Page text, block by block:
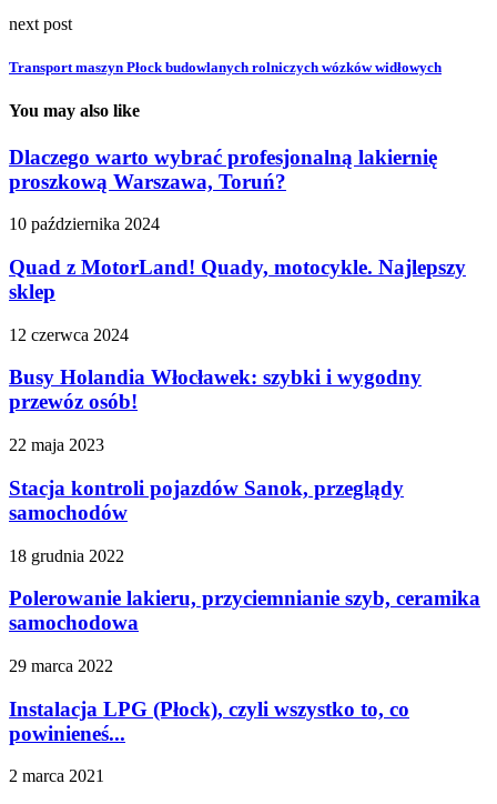
next post
Transport maszyn Płock budowlanych rolniczych wózków widłowych
You may also like
Dlaczego warto wybrać profesjonalną lakiernię
proszkową Warszawa, Toruń?
10 października 2024
Quad z MotorLand! Quady, motocykle. Najlepszy
sklep
12 czerwca 2024
Busy Holandia Włocławek: szybki i wygodny
przewóz osób!
22 maja 2023
Stacja kontroli pojazdów Sanok, przeglądy
samochodów
18 grudnia 2022
Polerowanie lakieru, przyciemnianie szyb, ceramika
samochodowa
29 marca 2022
Instalacja LPG (Płock), czyli wszystko to, co
powinieneś...
2 marca 2021